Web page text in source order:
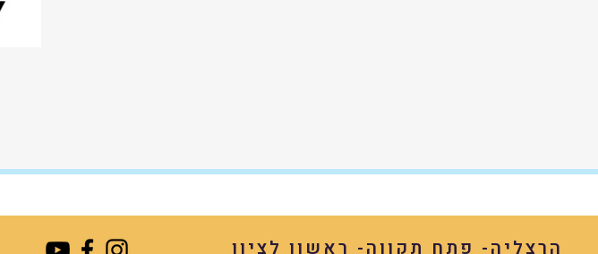
הרצליה- פתח תקווה- ראשון לציון